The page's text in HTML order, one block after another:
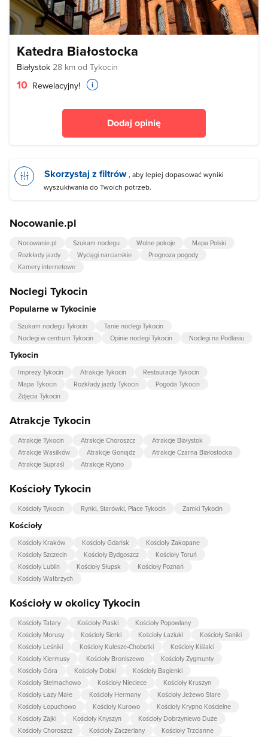
Katedra Białostocka
Białystok 28 km od Tykocin
10 Rewelacyjny!
Dodaj opinię
Skorzystaj z filtrów , aby lepiej dopasować wyniki
wyszukiwania do Twoich potrzeb.
Nocowanie.pl
Nocowanie.pl Szukam noclegu Wolne pokoje
Mapa Polski
Rozkłady jazdy
Wyciągi narciarskie
Prognoza pogody
Kamery internetowe
Noclegi Tykocin
Popularne w Tykocinie
Szukam noclegu Tykocin
Tanie noclegi Tykocin
Noclegi w centrum Tykocin
Opinie noclegi Tykocin Noclegi na Podlasiu
Tykocin
Imprezy Tykocin Atrakcje Tykocin
Restauracje Tykocin
Mapa Tykocin
Rozkłady jazdy Tykocin
Pogoda Tykocin
Zdjęcia Tykocin
Atrakcje Tykocin
Atrakcje Tykocin Atrakcje Choroszcz
Atrakcje Białystok
Atrakcje Wasilków
Atrakcje Goniądz
Atrakcje Czarna Białostocka
Atrakcje Supraśl
Atrakcje Rybno
Kościoły Tykocin
Kościoły Tykocin Rynki, Starówki, Place Tykocin Zamki Tykocin
Kościoły
Kościoły Kraków Kościoły Gdańsk
Kościoły Zakopane
Kościoły Szczecin
Kościoły Bydgoszcz
Kościoły Toruń
Kościoły Lublin
Kościoły Słupsk
Kościoły Poznań
Kościoły Wałbrzych
Kościoły w okolicy Tykocin
Kościoły Tatary Kościoły Piaski
Kościoły Popowlany
Kościoły Morusy
Kościoły Sierki Kościoły Łaziuki
Kościoły Saniki
Kościoły Leśniki
Kościoły Kulesze-Chobotki
Kościoły Kiślaki
Kościoły Kiermusy
Kościoły Broniszewo
Kościoły Zygmunty
Kościoły Góra
Kościoły Dobki
Kościoły Bagienki
Kościoły Stelmachowo
Kościoły Nieciece
Kościoły Kruszyn
Kościoły Łazy Małe
Kościoły Hermany
Kościoły Jeżewo Stare
Kościoły Łopuchowo
Kościoły Kurowo
Kościoły Krypno Kościelne
Kościoły Zajki
Kościoły Knyszyn
Kościoły Dobrzyniewo Duże
Kościoły Choroszcz
Kościoły Zaczerlany
Kościoły Trzcianne